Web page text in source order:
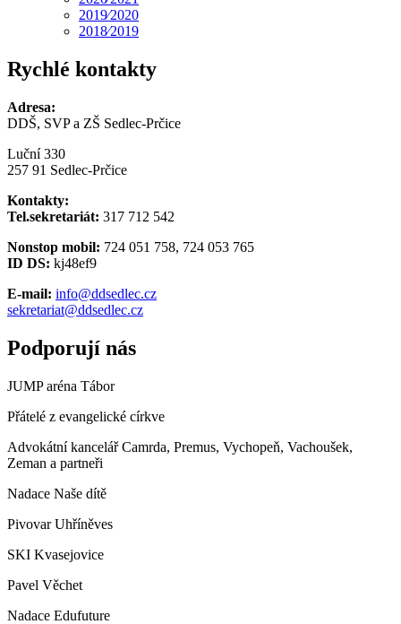
2019⁄2020
2018⁄2019
Rychlé kontakty
Adresa:
DDŠ, SVP a ZŠ Sedlec-Prčice
Luční 330
257 91 Sedlec-Prčice
Kontakty:
Tel.sekretariát: 317 712 542
Nonstop mobil: 724 051 758, 724 053 765
ID DS: kj48ef9
E-mail: info@ddsedlec.cz
sekretariat@ddsedlec.cz
Podporují nás
JUMP aréna Tábor
Přátelé z evangelické církve
Advokátní kancelář Camrda, Premus, Vychopeň, Vachoušek,
Zeman a partneři
Nadace Naše dítě
Pivovar Uhříněves
SKI Kvasejovice
Pavel Věchet
Nadace Edufuture